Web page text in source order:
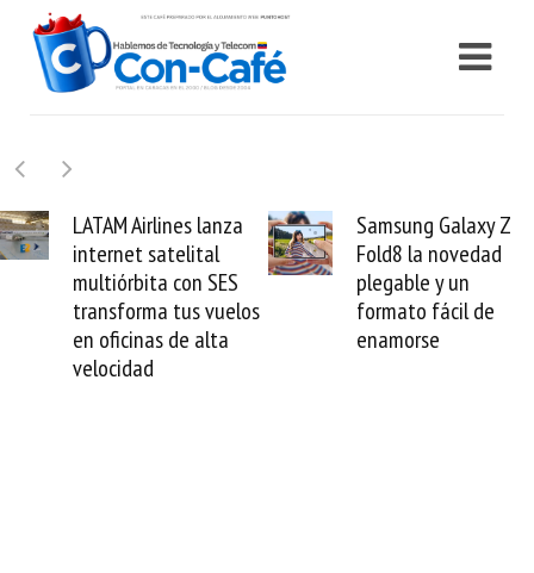
Samsung Galaxy Z
Fold8 la novedad
plegable y un
formato fácil de
enamorse
Cashea levanta 100
millones de dólares y
valida el crédito del
venezolano ante el
mundo